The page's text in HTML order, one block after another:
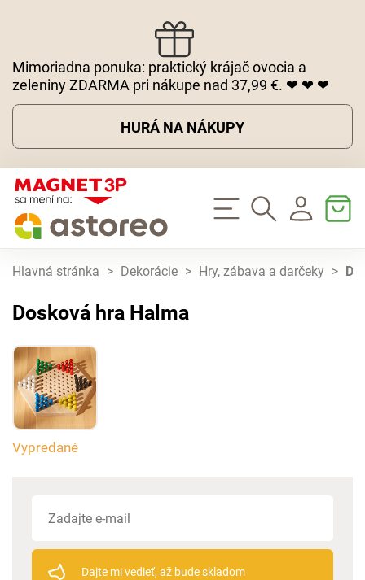
Mimoriadna ponuka: praktický krájač ovocia a
zeleniny ZDARMA pri nákupe nad 37,99 €. ❤ ❤ ❤
HURÁ NA NÁKUPY
Hlavná stránka > Dekorácie > Hry, zábava a darčeky >
Dosková hra Halma
Vypredané
Dajte mi vedieť, až bude skladom